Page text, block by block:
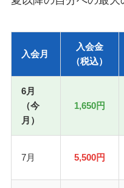
入会月
入会金
（税込）
6月
（今
月）
1,650円
7月 5,500円